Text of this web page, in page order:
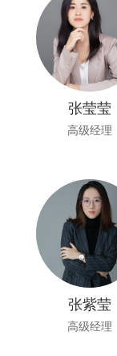
张莹莹
高级经理
张紫莹
高级经理